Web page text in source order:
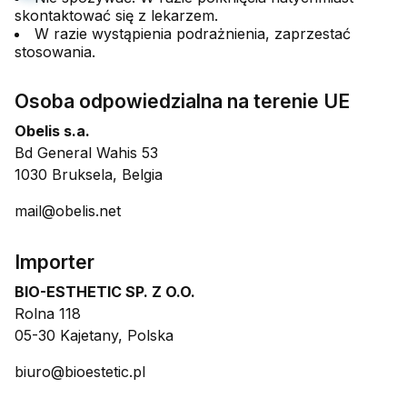
skontaktować się z lekarzem.
W razie wystąpienia podrażnienia, zaprzestać
stosowania.
Osoba odpowiedzialna na terenie UE
Obelis s.a.
Bd General Wahis 53
1030 Bruksela, Belgia
mail@obelis.net
Importer
BIO-ESTHETIC SP. Z O.O.
Rolna 118
05-30 Kajetany, Polska
biuro@bioestetic.pl